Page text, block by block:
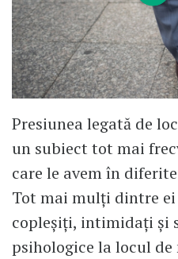
Presiunea legată de
un subiect tot mai
care le avem în
Tot mai mulți dintre ei
copleșiți, intimidați și
psihologice la locul de